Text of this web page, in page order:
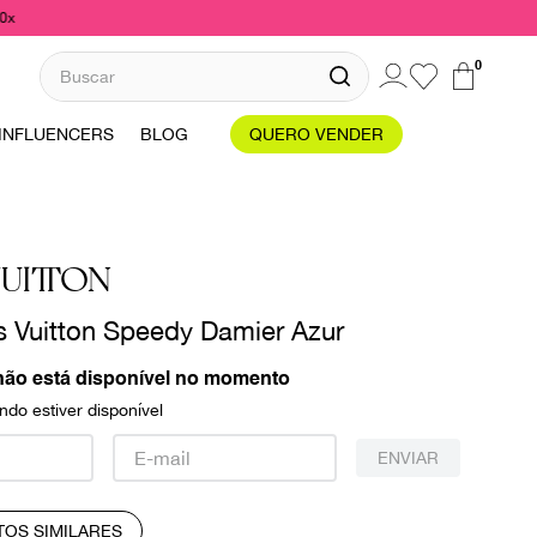
Buscar 0
INFLUENCERS BLOG QUERO VENDER
Vuitton Speedy Damier Azur
está disponível no momento
estiver disponível
ENVIAR
SIMILARES